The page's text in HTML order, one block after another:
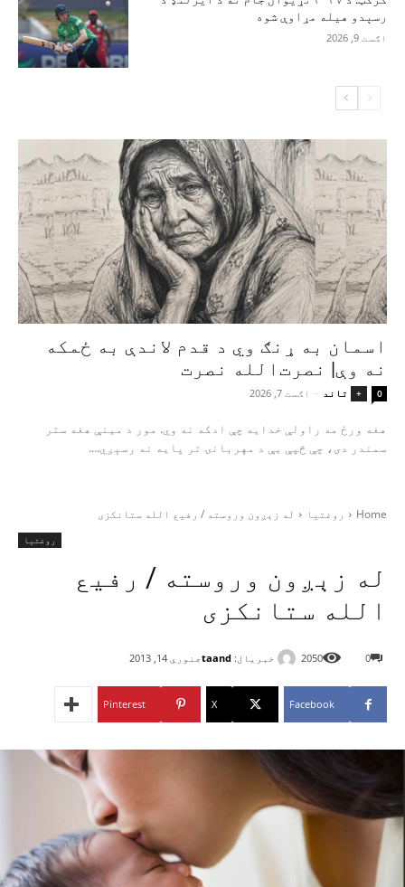
رسېدو هیله مړاوې شوه
اګست 9, 2026
اسمان به ړنګ وي د قدم لاندې به ځمکه
نه وې| نصرت‌الله نصرت
+ تاند - اګست 7, 2026 0
هغه ورځ مه راولې خدایه چې ادکه نه وي. مور د مینې هغه ستر
سمندر دی، چې څپې یې د مهربانۍ تر پایه نه رسېږي....